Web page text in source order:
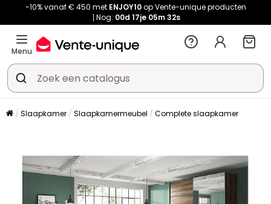
-10% vanaf € 450 met ENJOY10op Vente-unique producten
Nog: 00d 17je 05m32s
Menu
Slaapkamer Slaapkamermeubel Complete slaapkamer